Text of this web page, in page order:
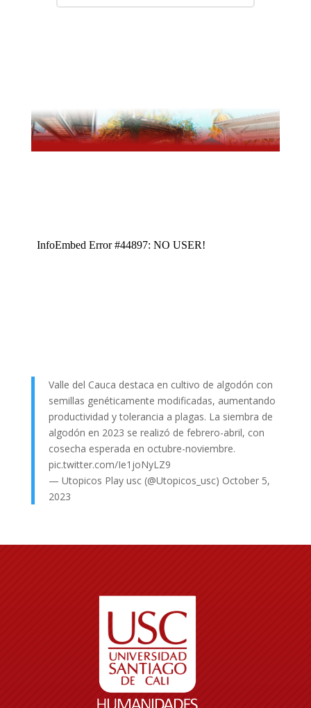
Valle del Cauca destaca en cultivo de algodón con
semillas genéticamente modificadas, aumentando
productividad y tolerancia a plagas. La siembra de
algodón en 2023 se realizó de febrero-abril, con
cosecha esperada en octubre-noviembre.
pic.twitter.com/Ie1joNyLZ9
— Utopicos Play usc (@Utopicos_usc) October 5,
2023